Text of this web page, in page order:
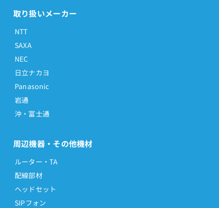
取り扱いメーカー
NTT
SAXA
NEC
日立ナカヨ
Panasonic
岩通
沖・富士通
周辺機器・その他機材
ルーター・TA
配線部材
ヘッドセット
SIPフォン